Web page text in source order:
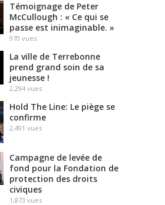
Témoignage de Peter
McCullough : « Ce qui se
passe est inimaginable. »
970 vues
La ville de Terrebonne
prend grand soin de sa
jeunesse !
2,294 vues
Hold The Line: Le piège se
confirme
2,491 vues
Campagne de levée de
fond pour la Fondation de
protection des droits
civiques
1,873 vues